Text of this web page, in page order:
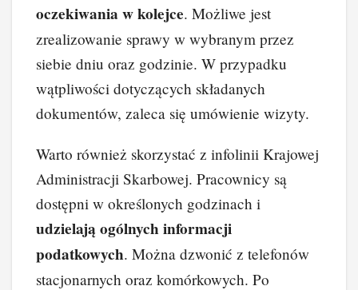
oczekiwania w kolejce. Możliwe jest
zrealizowanie sprawy w wybranym przez
siebie dniu oraz godzinie. W przypadku
wątpliwości dotyczących składanych
dokumentów, zaleca się umówienie wizyty.
Warto również skorzystać z infolinii Krajowej
Administracji Skarbowej. Pracownicy są
dostępni w określonych godzinach i
udzielają ogólnych informacji
podatkowych. Można dzwonić z telefonów
stacjonarnych oraz komórkowych. Po